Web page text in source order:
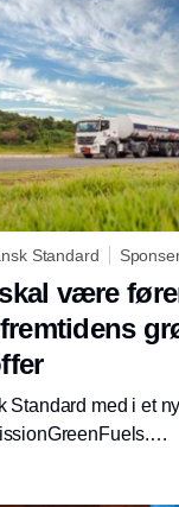
Standard
være
Standard med i et